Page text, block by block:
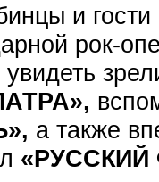
и гости
рок-
увидеть
а также